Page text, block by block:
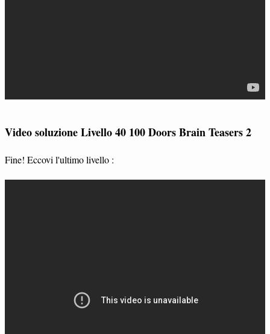
Video soluzione Livello 40 100 Doors Brain Teasers 2
Fine! Eccovi l'ultimo livello :